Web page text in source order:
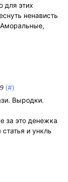
для этих
ненависть
Аморальные,
(#)
Выродки.
за это денежка
статья и ункль